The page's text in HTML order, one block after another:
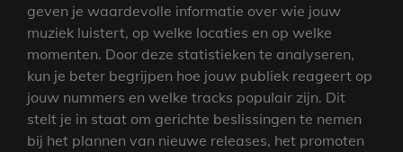
geven je waardevolle informatie over wie jouw
muziek luistert, op welke locaties en op welke
momenten. Door deze statistieken te analyseren,
kun je beter begrijpen hoe jouw publiek reageert op
jouw nummers en welke tracks populair zijn. Dit
stelt je in staat om gerichte beslissingen te nemen
bij het plannen van nieuwe releases, het promoten